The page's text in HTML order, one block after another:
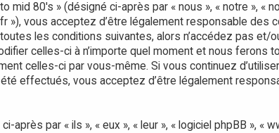
mid 80's » (désigné ci-après par « nous », « notre », «
»), vous acceptez d’être légalement responsable des
les conditions suivantes, alors n’accédez pas et/
celles-ci à n’importe quel moment et nous ferons
celles-ci par vous-même. Si vous continuez
effectués, vous acceptez d’être légalement
par « ils », « eux », « leur », « logiciel phpBB », «